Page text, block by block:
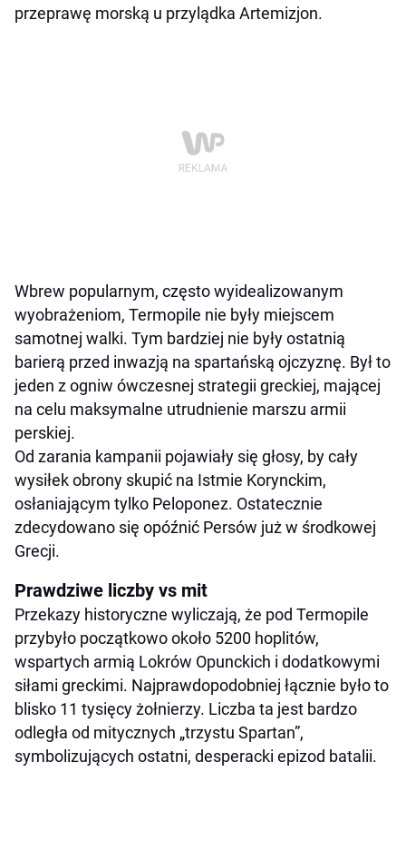
przeprawę morską u przylądka Artemizjon.
Wbrew popularnym, często wyidealizowanym
wyobrażeniom, Termopile nie były miejscem
samotnej walki. Tym bardziej nie były ostatnią
barierą przed inwazją na spartańską ojczyznę. Był to
jeden z ogniw ówczesnej strategii greckiej, mającej
na celu maksymalne utrudnienie marszu armii
perskiej.
Od zarania kampanii pojawiały się głosy, by cały
wysiłek obrony skupić na Istmie Korynckim,
osłaniającym tylko Peloponez. Ostatecznie
zdecydowano się opóźnić Persów już w środkowej
Grecji.
Prawdziwe liczby vs mit
Przekazy historyczne wyliczają, że pod Termopile
przybyło początkowo około 5200 hoplitów,
wspartych armią Lokrów Opunckich i dodatkowymi
siłami greckimi. Najprawdopodobniej łącznie było to
blisko 11 tysięcy żołnierzy. Liczba ta jest bardzo
odległa od mitycznych „trzystu Spartan”,
symbolizujących ostatni, desperacki epizod batalii.